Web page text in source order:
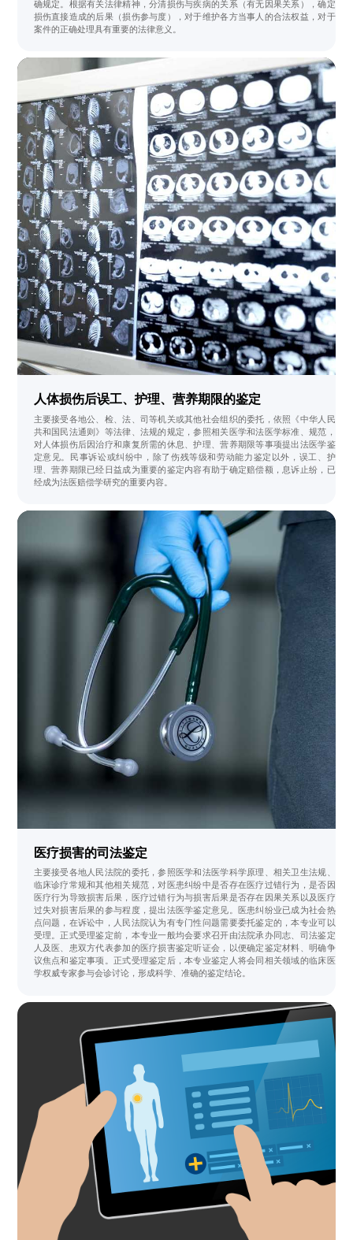
确规定。根据有关法律精神，分清损伤与疾病的关系（有无因果关系），确定
损伤直接造成的后果（损伤参与度），对于维护各方当事人的合法权益，对于
案件的正确处理具有重要的法律意义。
人体损伤后误工、护理、营养期限的鉴定
主要接受各地公、检、法、司等机关或其他社会组织的委托，依照《中华人民
共和国民法通则》等法律、法规的规定，参照相关医学和法医学标准、规范，
对人体损伤后因治疗和康复所需的休息、护理、营养期限等事项提出法医学鉴
定意见。民事诉讼或纠纷中，除了伤残等级和劳动能力鉴定以外，误工、护
理、营养期限已经日益成为重要的鉴定内容有助于确定赔偿额，息诉止纷，已
经成为法医赔偿学研究的重要内容。
医疗损害的司法鉴定
主要接受各地人民法院的委托，参照医学和法医学科学原理、相关卫生法规、
临床诊疗常规和其他相关规范，对医患纠纷中是否存在医疗过错行为，是否因
医疗行为导致损害后果，医疗过错行为与损害后果是否存在因果关系以及医疗
过失对损害后果的参与程度，提出法医学鉴定意见。医患纠纷业已成为社会热
点问题，在诉讼中，人民法院认为有专门性问题需要委托鉴定的，本专业可以
受理。正式受理鉴定前，本专业一般均会要求召开由法院承办同志、司法鉴定
人及医、患双方代表参加的医疗损害鉴定听证会，以便确定鉴定材料、明确争
议焦点和鉴定事项。正式受理鉴定后，本专业鉴定人将会同相关领域的临床医
学权威专家参与会诊讨论，形成科学、准确的鉴定结论。